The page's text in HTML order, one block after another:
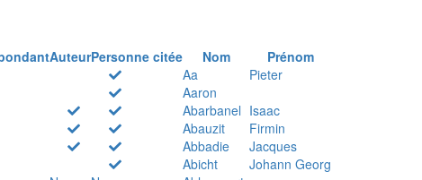
AuteurPersonne citée Nom
Prénom
Aa
Pieter
Aaron
Abarbanel Isaac
Abauzit
Firmin
Abbadie
Jacques
Abicht
Johann Georg